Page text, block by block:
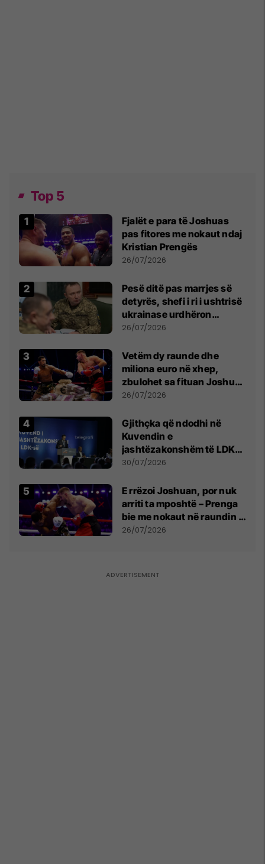
Top 5
Fjalët e para të Joshuas
pas fitores me nokaut ndaj
Kristian Prengës
26/07/2026
Pesë ditë pas marrjes së
detyrës, shefi i ri i ushtrisë
ukrainase urdhëron
kontroll të madh
26/07/2026
Vetëm dy raunde dhe
miliona euro në xhep,
zbulohet sa fituan Joshua
e Prenga
26/07/2026
Gjithçka që ndodhi në
Kuvendin e
jashtëzakonshëm të LDK-
së
30/07/2026
E rrëzoi Joshuan, por nuk
arriti ta mposhtë – Prenga
bie me nokaut në raundin e
dytë
26/07/2026